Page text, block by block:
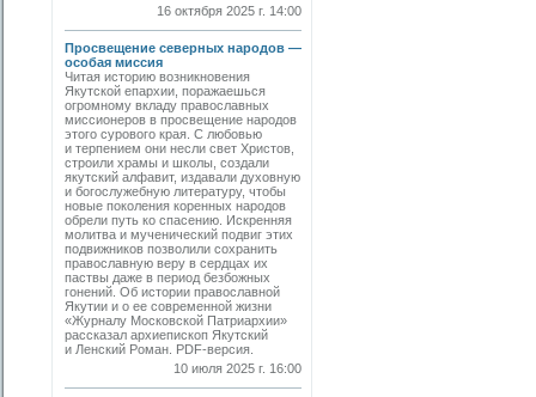
16 октября 2025 г. 14:00
Просвещение северных народов —
особая миссия
Читая историю возникновения
Якутской епархии, поражаешься
огромному вкладу православных
миссионеров в просвещение народов
этого сурового края. С любовью
и терпением они несли свет Христов,
строили храмы и школы, создали
якутский алфавит, издавали духовную
и богослужебную литературу, чтобы
новые поколения коренных народов
обрели путь ко спасению. Искренняя
молитва и мученический подвиг этих
подвижников позволили сохранить
православную веру в сердцах их
паствы даже в период безбожных
гонений. Об истории православной
Якутии и о ее современной жизни
«Журналу Московской Патриархии»
рассказал архиепископ Якутский
и Ленский Роман. PDF-версия.
10 июля 2025 г. 16:00